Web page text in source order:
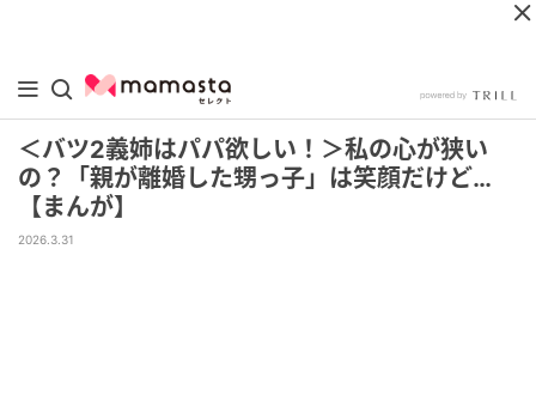
＜バツ2義姉はパパ欲しい！＞私の心が狭い
の？「親が離婚した甥っ子」は笑顔だけど…
【まんが】
2026.3.31